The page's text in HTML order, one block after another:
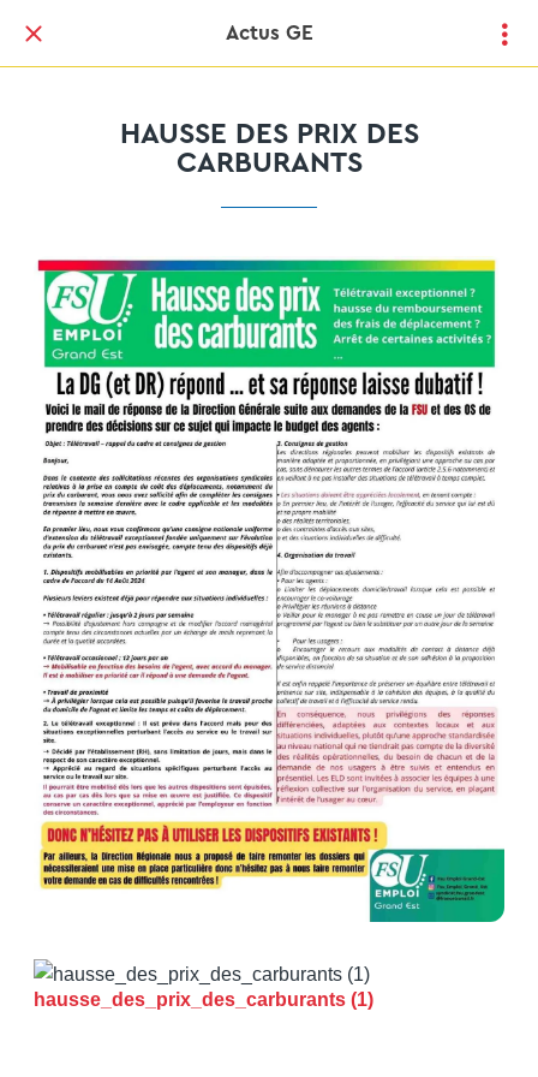
Actus GE
HAUSSE DES PRIX DES
CARBURANTS
hausse_des_prix_des_carburants (1)